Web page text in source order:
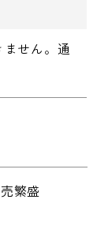
せん。通
繁盛